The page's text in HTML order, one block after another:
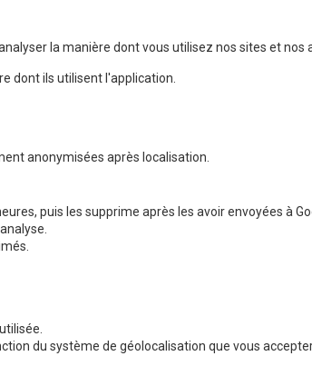
la manière dont vous utilisez nos sites et nos
dont ils utilisent l'application.
anonymisées après localisation.
puis les supprime après les avoir envoyées à
du système de géolocalisation que vous